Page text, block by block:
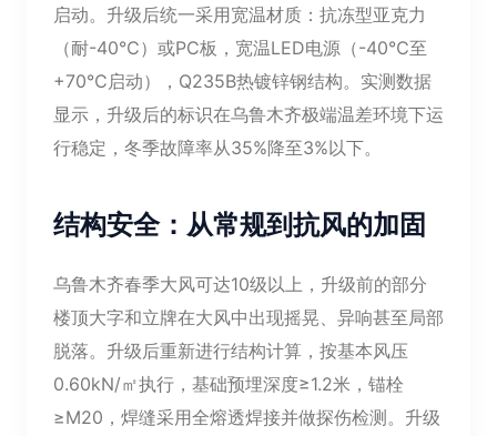
启动。升级后统一采用宽温材质：抗冻型亚克力
（耐-40℃）或PC板，宽温LED电源（-40℃至
+70℃启动），Q235B热镀锌钢结构。实测数据
显示，升级后的标识在乌鲁木齐极端温差环境下运
行稳定，冬季故障率从35%降至3%以下。
结构安全：从常规到抗风的加固
乌鲁木齐春季大风可达10级以上，升级前的部分
楼顶大字和立牌在大风中出现摇晃、异响甚至局部
脱落。升级后重新进行结构计算，按基本风压
0.60kN/㎡执行，基础预埋深度≥1.2米，锚栓
≥M20，焊缝采用全熔透焊接并做探伤检测。升级